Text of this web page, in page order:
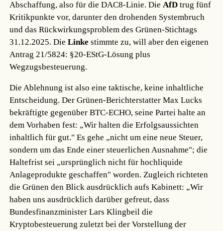
Abschaffung, also für die DAC8-Linie. Die AfD trug fünf
Kritikpunkte vor, darunter den drohenden Systembruch
und das Rückwirkungsproblem des Grünen-Stichtags
31.12.2025. DieLinke stimmte zu, will aber den eigenen
Antrag 21/5824: §20-EStG-Lösung plus
Wegzugsbesteuerung.
Die Ablehnung ist also eine taktische, keine inhaltliche
Entscheidung. Der Grünen-Berichterstatter Max Lucks
bekräftigte gegenüber BTC-ECHO, seine Partei halte an
dem Vorhaben fest: „Wir halten die Erfolgsaussichten
inhaltlich für gut." Es gehe „nicht um eine neue Steuer,
sondern um das Ende einer steuerlichen Ausnahme"; die
Haltefrist sei „ursprünglich nicht für hochliquide
Anlageprodukte geschaffen" worden. Zugleich richteten
die Grünen den Blick ausdrücklich aufs Kabinett: „Wir
haben uns ausdrücklich darüber gefreut, dass
Bundesfinanzminister Lars Klingbeil die
Kryptobesteuerung zuletzt bei der Vorstellung der